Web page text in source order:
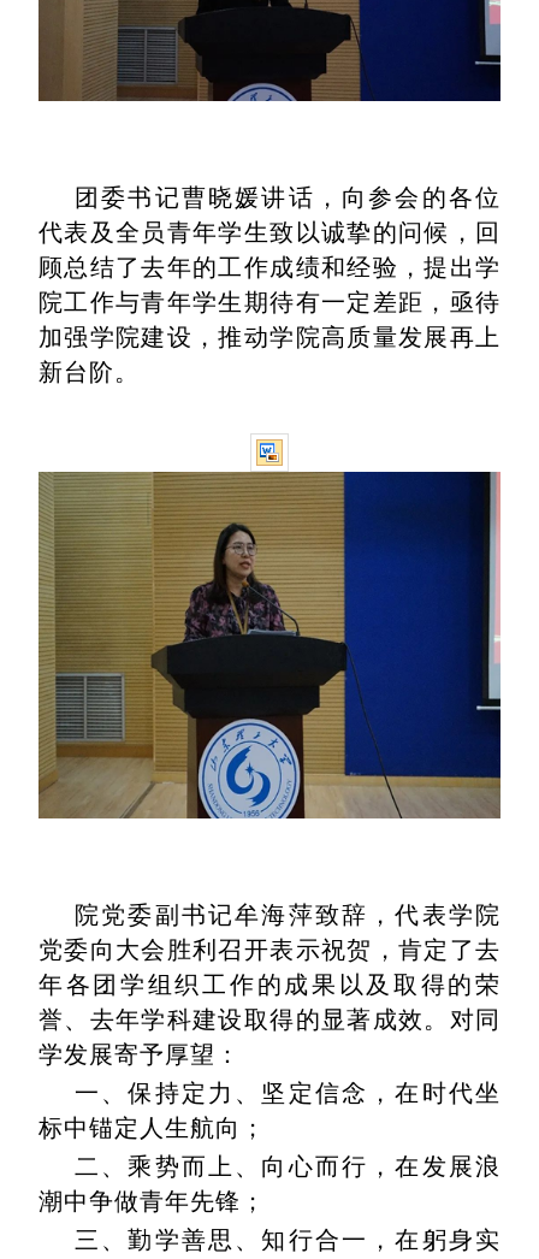
团委书记曹晓媛讲话，向参会的各位
代表及全员青年学生致以诚挚的问候，回
顾总结了去年的工作成绩和经验，提出学
院工作与青年学生期待有一定差距，亟待
加强学院建设，推动学院高质量发展再上
新台阶。
院党委副书记牟海萍致辞，代表学院
党委向大会胜利召开表示祝贺，肯定了去
年各团学组织工作的成果以及取得的荣
誉、去年学科建设取得的显著成效。对同
学发展寄予厚望：
一、保持定力、坚定信念，在时代坐
标中锚定人生航向；
二、乘势而上、向心而行，在发展浪
潮中争做青年先锋；
三、勤学善思、知行合一，在躬身实